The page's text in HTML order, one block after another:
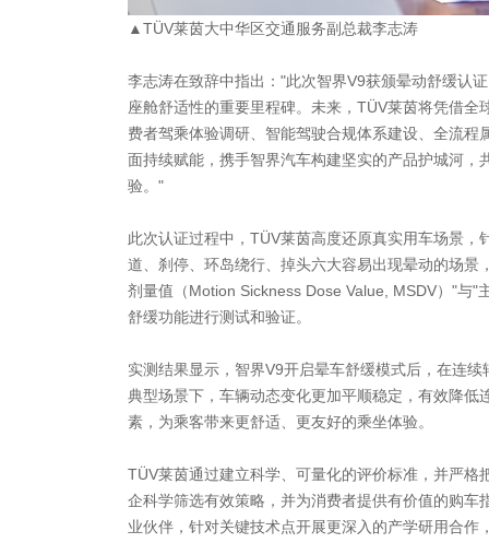
▲TÜV莱茵大中华区交通服务副总裁李志涛
李志涛在致辞中指出："此次智界V9获颁晕动舒缓认
座舱舒适性的重要里程碑。未来，TÜV莱茵将凭借全
费者驾乘体验调研、智能驾驶合规体系建设、全流程
面持续赋能，携手智界汽车构建坚实的产品护城河，
验。"
此次认证过程中，TÜV莱茵高度还原真实用车场景，
道、刹停、环岛绕行、掉头六大容易出现晕动的场景
剂量值（Motion Sickness Dose Value, MSDV）"与"
舒缓功能进行测试和验证。
实测结果显示，智界V9开启晕车舒缓模式后，在连
典型场景下，车辆动态变化更加平顺稳定，有效降低
素，为乘客带来更舒适、更友好的乘坐体验。
TÜV莱茵通过建立科学、可量化的评价标准，并严格
企科学筛选有效策略，并为消费者提供有价值的购车
业伙伴，针对关键技术点开展更深入的产学研用合作